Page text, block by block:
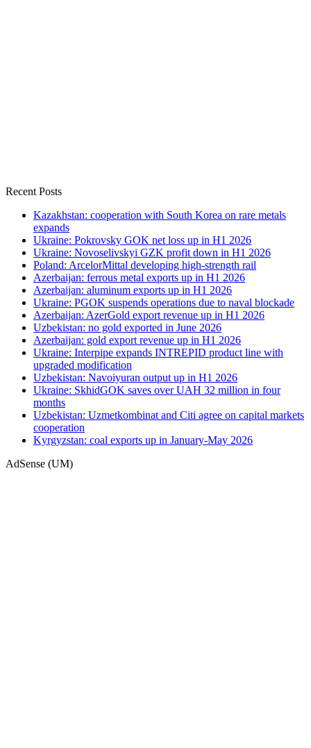
Recent Posts
Kazakhstan: cooperation with South Korea on rare metals
expands
Ukraine: Pokrovsky GOK net loss up in H1 2026
Ukraine: Novoselivskyi GZK profit down in H1 2026
Poland: ArcelorMittal developing high-strength rail
Azerbaijan: ferrous metal exports up in H1 2026
Azerbaijan: aluminum exports up in H1 2026
Ukraine: PGOK suspends operations due to naval blockade
Azerbaijan: AzerGold export revenue up in H1 2026
Uzbekistan: no gold exported in June 2026
Azerbaijan: gold export revenue up in H1 2026
Ukraine: Interpipe expands INTREPID product line with
upgraded modification
Uzbekistan: Navoiyuran output up in H1 2026
Ukraine: SkhidGOK saves over UAH 32 million in four
months
Uzbekistan: Uzmetkombinat and Citi agree on capital markets
cooperation
Kyrgyzstan: coal exports up in January-May 2026
AdSense (UM)